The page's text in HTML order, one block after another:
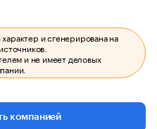
и сгенерирована на
и не имеет деловых
компанией